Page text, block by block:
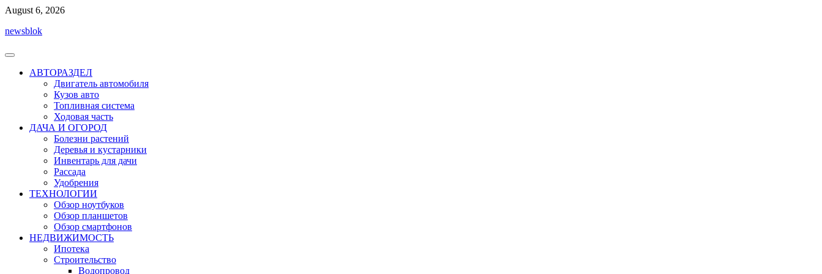
Перейти
содержимому
August 6, 2026
newsblok
АВТОРАЗДЕЛ
Двигатель автомобиля
Кузов авто
Топливная система
Ходовая часть
ДАЧА И ОГОРОД
Болезни растений
Деревья и кустарники
Инвентарь для дачи
Рассада
Удобрения
ТЕХНОЛОГИИ
Обзор ноутбуков
Обзор планшетов
Обзор смартфонов
НЕДВИЖИМОСТЬ
Ипотека
Строительство
Водопровод